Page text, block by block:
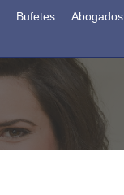
Bufetes Abogados